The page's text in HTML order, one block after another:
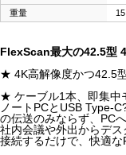
重量
FlexScan最大の42.5型
★ 4K高解像度かつ42.5
★ ケーブル1本、即集中
ノートPCとUSB Type-
の伝送のみならず、PC
社内会議や外出からデ
接続するだけで、快適な